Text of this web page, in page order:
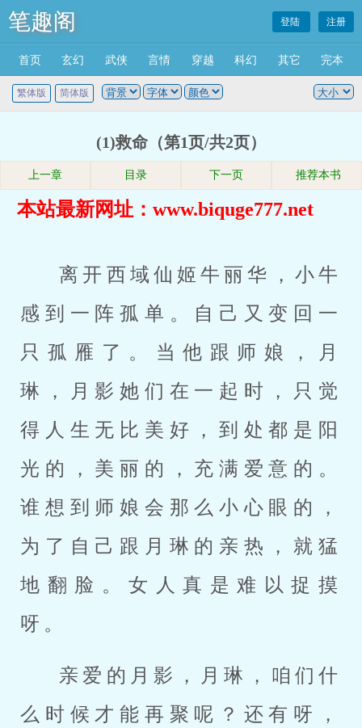
笔趣阁 登陆 注册
首页 玄幻 武侠 言情 穿越 科幻 其它 完本
繁体版 简体版
(1)救命（第1页/共2页）
上一章 目录 下一页 推荐本书
本站最新网址：www.biquge777.net
离开西域仙姬牛丽华，小牛
感到一阵孤单。自己又变回一
只孤雁了。当他跟师娘，月
琳，月影她们在一起时，只觉
得人生无比美好，到处都是阳
光的，美丽的，充满爱意的。
谁想到师娘会那么小心眼的，
为了自己跟月琳的亲热，就猛
地翻脸。女人真是难以捉摸
呀。
亲爱的月影，月琳，咱们什
么时候才能再聚呢？还有呀，